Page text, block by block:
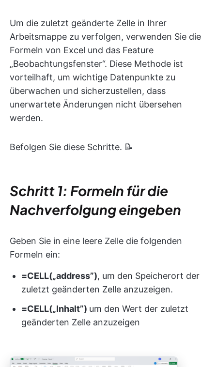
Um die zuletzt geänderte Zelle in Ihrer
Arbeitsmappe zu verfolgen, verwenden Sie die
Formeln von Excel und das Feature
„Beobachtungsfenster“. Diese Methode ist
vorteilhaft, um wichtige Datenpunkte zu
überwachen und sicherzustellen, dass
unerwartete Änderungen nicht übersehen
werden.
Befolgen Sie diese Schritte. 📝
Schritt 1: Formeln für die
Nachverfolgung eingeben
Geben Sie in eine leere Zelle die folgenden
Formeln ein:
=CELL(„address”), um den Speicherort der
zuletzt geänderten Zelle anzuzeigen.
=CELL(„Inhalt”) um den Wert der zuletzt
geänderten Zelle anzuzeigen